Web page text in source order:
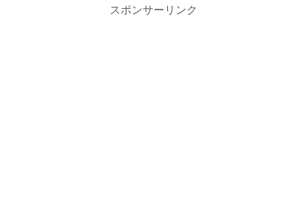
スポンサーリンク